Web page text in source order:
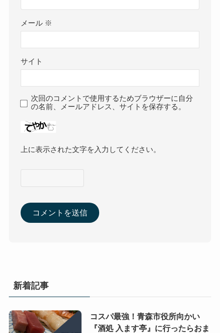
メール ※
サイト
次回のコメントで使用するためブラウザーに自分
の名前、メールアドレス、サイトを保存する。
上に表示された文字を入力してください。
新着記事
コスパ最強！青森市役所向かい
『酒処 入ます亭』に行ったらおま